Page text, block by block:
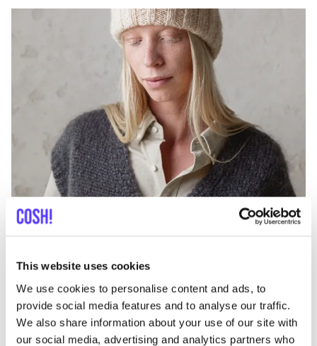
This website uses cookies
We use cookies to personalise content and ads, to
provide social media features and to analyse our traffic.
We also share information about your use of our site with
our social media, advertising and analytics partners who